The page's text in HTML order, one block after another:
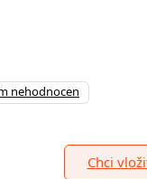
nehodnocen
Chci